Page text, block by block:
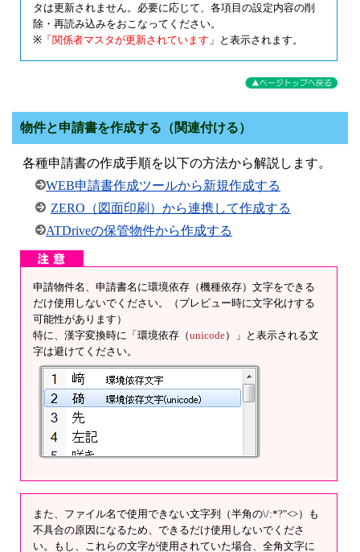
タは更新されません。必要に応じて、各項目の設定内容の削
除・再読み込みをおこなってください。
※「 関係者マスタが更新されています 」と表示されます。
物件と申請書を作成する（関連付ける）
各種申請書の作成手順を以下の方法から解説します。
WEB申請書作成ツールから新規作成する
ZERO（図面印刷）から連携して作成する
ATDriveの保管物件から作成する
申請物件名、申請書名に環境依存（機種依存）文字をできる
だけ使用しないでください。（プレビュー時に文字化けする
可能性があります）
特に、漢字変換時に「環境依存（unicode）」と表示される文
字は避けてください。
また、ファイル名で使用できない文字列（半角の\/:*?"<>）も
不具合の原因になるため、できるだけ使用しないでくださ
い。もし、これらの文字が使用されていた場合、全角文字に